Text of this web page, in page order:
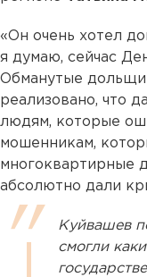
«Он очень хотел
я думаю, сейчас
Обманутые
реализовано, что
людям, которые
мошенникам,
многоквартирные
абсолютно дали
Куйвашев
смогли